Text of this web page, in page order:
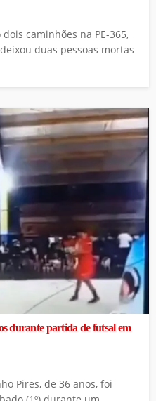
caminhões na PE-365,
duas pessoas mortas
durante partida de futsal em
Pires, de 36 anos, foi